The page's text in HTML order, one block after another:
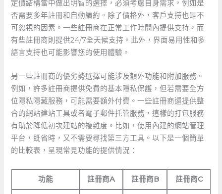
定價結構當中做出明智的選擇，必須考慮自身需求，例如是
否需要多年註冊和自動續約。除了價格外，客戶支持也是不
可忽視的因素。一些註冊商在正常工作時間內提供支持，而
有些註冊商則提供24/7全天候支持。此外，界面易用性和多
語言支持也可能影響您的使用體驗。
另一些註冊商的優劣勢選擇可能涉及額外功能和附加服務。
例如，許多註冊商提供免費的基本隱私保護，但若需要全方
位隱私隱藏服務，可能需要額外付費。一些註冊商還提供整
合的網站建站工具或者電子郵件托管服務，這樣的打包服務
有助於降低初次建站的複雜度。比如，使用內建的網站管理
平台，既省時，又不需要尋找第三方工具。以下是一個簡單
的比較表，呈現常見功能的提供情況：
功能 註冊商A 註冊商B 註冊商C